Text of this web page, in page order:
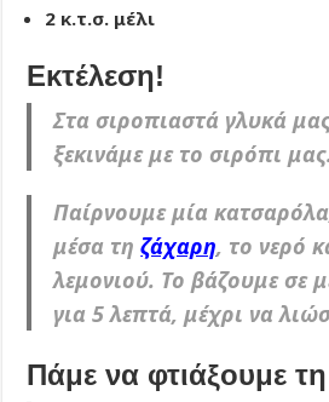
2 κ.τ.σ. μέλι
Εκτέλεση!
Στα σιροπιαστά γλυκά
ξεκινάμε με το σιρόπι
Παίρνουμε μία
μέσα τηζάχαρη, το νερό
λεμονιού. Το βάζουμε σε
για 5 λεπτά, μέχρι να
Πάμε να φτιάξουμε